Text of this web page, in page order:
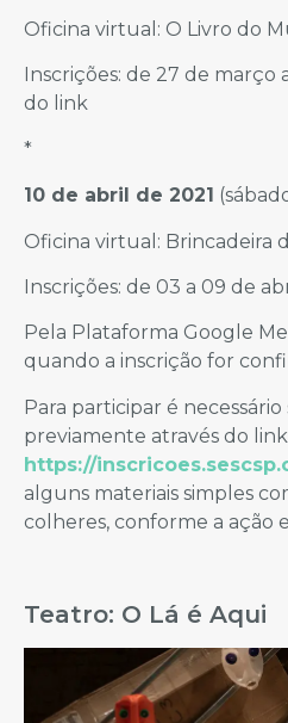
Oficina virtual: O Livro do
Inscrições: de 27 de março
do link
*
10 de abril de 2021
Oficina virtual: Brincadeira
Inscrições: de 03 a 09 de
Pela Plataforma Google
quando a inscrição for
Para participar é necessário
previamente através do link
https://
alguns materiais simples
colheres, conforme a ação
Teatro: O Lá é Aqui